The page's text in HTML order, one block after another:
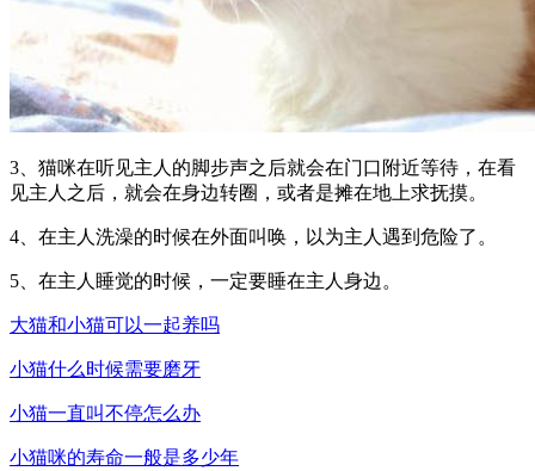
3、猫咪在听见主人的脚步声之后就会在门口附近等待，在看
见主人之后，就会在身边转圈，或者是摊在地上求抚摸。
4、在主人洗澡的时候在外面叫唤，以为主人遇到危险了。
5、在主人睡觉的时候，一定要睡在主人身边。
大猫和小猫可以一起养吗
小猫什么时候需要磨牙
小猫一直叫不停怎么办
小猫咪的寿命一般是多少年